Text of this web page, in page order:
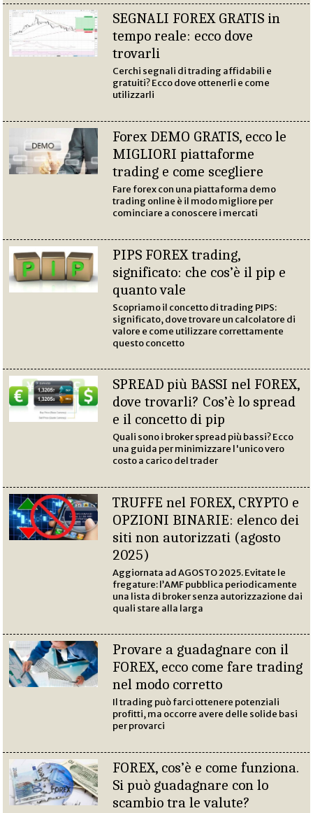
SEGNALI FOREX GRATIS in
tempo reale: ecco dove
trovarli
Cerchi segnali di trading affidabili e
gratuiti? Ecco dove ottenerli e come
utilizzarli
Forex DEMO GRATIS, ecco le
MIGLIORI piattaforme
trading e come scegliere
Fare forex con una piattaforma demo
trading online è il modo migliore per
cominciare a conoscere i mercati
PIPS FOREX trading,
significato: che cos’è il pip e
quanto vale
Scopriamo il concetto di trading PIPS:
significato, dove trovare un calcolatore di
valore e come utilizzare correttamente
questo concetto
SPREAD più BASSI nel FOREX,
dove trovarli? Cos’è lo spread
e il concetto di pip
Quali sono i broker spread più bassi? Ecco
una guida per minimizzare l'unico vero
costo a carico del trader
TRUFFE nel FOREX, CRYPTO e
OPZIONI BINARIE: elenco dei
siti non autorizzati (agosto
2025)
Aggiornata ad AGOSTO 2025. Evitate le
fregature: l’AMF pubblica periodicamente
una lista di broker senza autorizzazione dai
quali stare alla larga
Provare a guadagnare con il
FOREX, ecco come fare trading
nel modo corretto
Il trading può farci ottenere potenziali
profitti, ma occorre avere delle solide basi
per provarci
FOREX, cos’è e come funziona.
Si può guadagnare con lo
scambio tra le valute?